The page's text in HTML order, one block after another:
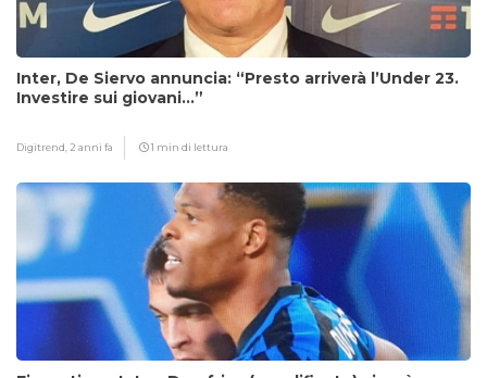
Inter, De Siervo annuncia: “Presto arriverà l’Under 23.
Investire sui giovani…”
Digitrend, 2 anni fa 1 min di lettura